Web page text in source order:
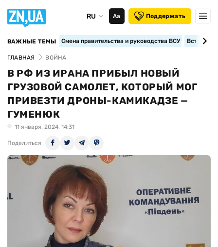
RU Аа Поддержать
ВАЖНЫЕ ТЕМЫ Смена правительства и руководства ВСУ
ГЛАВНАЯ ВОЙНА
В РФ ИЗ ИРАНА ПРИБЫЛ НОВЫЙ
ГРУЗОВОЙ САМОЛЕТ, КОТОРЫЙ МОГ
ПРИВЕЗТИ ДРОНЫ-КАМИКАДЗЕ —
ГУМЕНЮК
11 января, 2024, 14:31
Поделиться